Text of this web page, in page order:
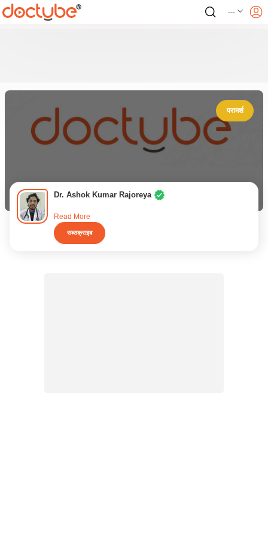
---
परामर्श
Dr. Ashok Kumar Rajoreya
Read More
सब्सक्राइब